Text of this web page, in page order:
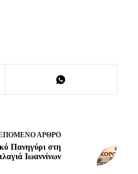
ΆΡΘΡΟ
Πανηγύρι στη
Ιωαννίνων